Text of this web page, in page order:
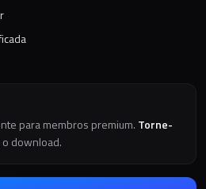
para membros premium. Torne-
download.